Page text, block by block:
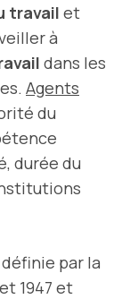
travail et
à
dans les
Agents
du
durée du
par la
1947 et